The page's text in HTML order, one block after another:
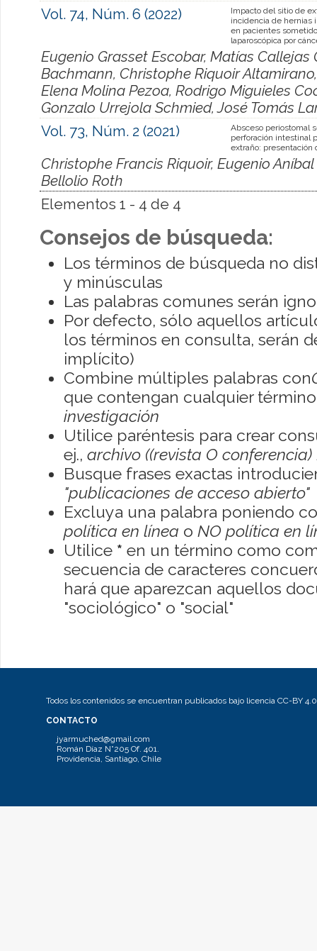
Vol. 74, Núm. 6 (2022)
Impacto del sitio de
incidencia de hernias
en pacientes
laparoscópica por
Eugenio Grasset Escobar, Matías
Bachmann, Christophe Riquoir
Elena Molina Pezoa, Rodrigo Miguieles
Gonzalo Urrejola Schmied, José Tomás
Vol. 73, Núm. 2 (2021)
Absceso periostomal
perforación intestinal
extraño: presentación
Christophe Francis Riquoir, Eugenio
Bellolio Roth
Elementos 1 - 4 de 4
Consejos de búsqueda:
Los términos de búsqueda no
y minúsculas
Las palabras comunes serán
Por defecto, sólo aquellos
los términos en consulta, serán
implícito)
Combine múltiples palabras con
que contengan cualquier
investigación
Utilice paréntesis para crear
ej., archivo ((revista O conferencia)
Busque frases exactas
"publicaciones de acceso abierto"
Excluya una palabra poniendo
política en línea o NO política en
Utilice * en un término como
secuencia de caracteres
hará que aparezcan aquellos
"sociológico" o "social"
Todos los contenidos se encuentran publicados bajo licencia CC-BY 4.0
CONTACTO
jyarmuched@gmail.com
Román Díaz N°205 Of. 401.
Providencia, Santiago, Chile